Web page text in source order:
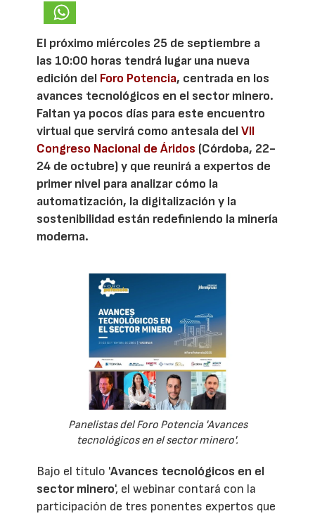
El próximo miércoles 25 de septiembre a
las 10:00 horas tendrá lugar una nueva
edición del Foro Potencia, centrada en los
avances tecnológicos en el sector minero.
Faltan ya pocos días para este encuentro
virtual que servirá como antesala delVII
Congreso Nacional de Áridos (Córdoba, 22-
24 de octubre) y que reunirá a expertos de
primer nivel para analizar cómo la
automatización, la digitalización y la
sostenibilidad están redefiniendo la minería
moderna.
Panelistas del Foro Potencia 'Avances
tecnológicos en el sector minero'.
Bajo el título 'Avances tecnológicos en el
sector minero', el webinar contará con la
participación de tres ponentes expertos que